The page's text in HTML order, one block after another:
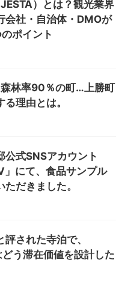
）とは？観光業界
会社・自治体・DMOが
ポイント
林率90％の町…上勝町
理由とは。
公式SNSアカウント
」にて、食品サンプル
だきました。
された寺泊で、
う滞在価値を設計した